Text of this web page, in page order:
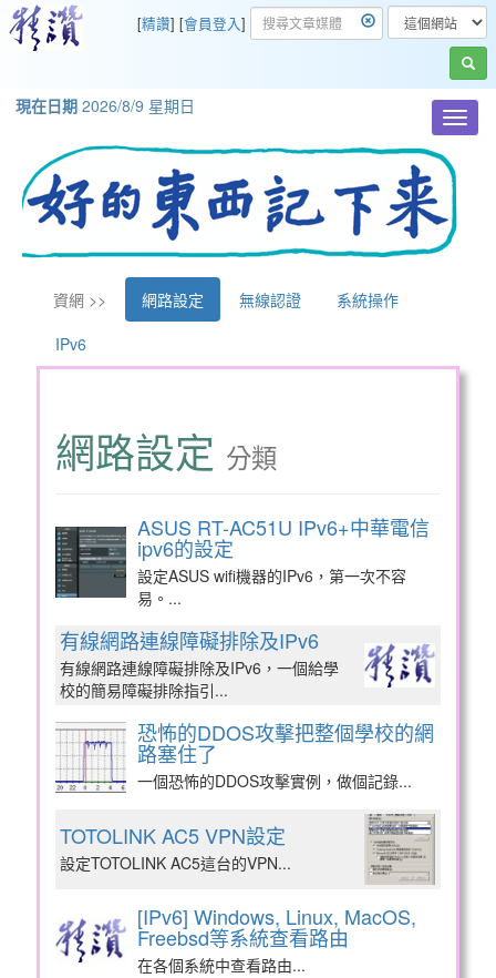
[精讚] [會員登入]
現在日期 2026/8/9 星期日
資網 >> 網路設定 無線認證
系統操作
IPv6
網路設定 分類
ASUS RT-AC51U IPv6+中華電信
ipv6的設定
設定ASUS wifi機器的IPv6，第一次不容
易。...
有線網路連線障礙排除及IPv6​
有線網路連線障礙排除及IPv6​，一個給學
校的簡易障礙排除指引...
恐怖的DDOS攻擊把整個學校的網
路塞住了
一個恐怖的DDOS攻擊實例，做個記錄...
TOTOLINK AC5 VPN設定
設定TOTOLINK AC5這台的VPN...
[IPv6] Windows, Linux, MacOS,
Freebsd等系統查看路由
在各個系統中查看路由...